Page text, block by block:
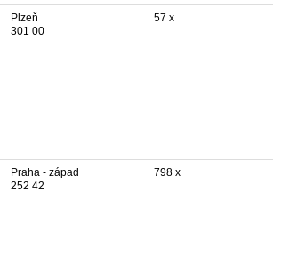
Plzeň
301 00
57 x
Praha - západ
252 42
798 x